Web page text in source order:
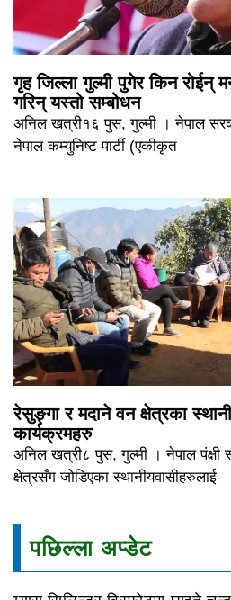
गृह जिल्ला गुल्मी पुगेर किन रोईन्
गरिन् यस्तो सम्बोधन
अनिल खत्री१६ पुस, गुल्मी । नेपाल
नेपाल कम्युनिष्ट पार्टी (एकीकृत
रेसुङ्गा र मदाने वन क्षेत्रका
कार्यक्रमहरु
अनिल खत्री८ पुस, गुल्मी । नेपाल पंक्षी
क्षेत्रसँग जोडिएका स्थानीयवासीहरुलाई
पछिल्ला अप्डेट